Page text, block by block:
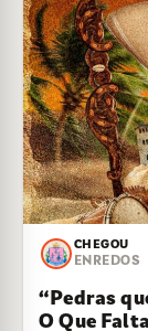
CHEGOU
ENREDOS
“Pedras
O Que